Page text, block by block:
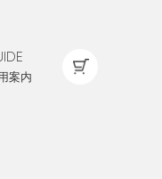
案内